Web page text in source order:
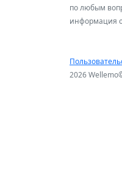
по любым
информация
2026